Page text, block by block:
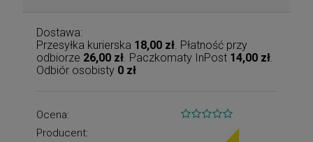
Dostawa:
Przesyłka kurierska 18,00 zł. Płatność przy
odbiorze 26,00 zł. Paczkomaty InPost 14,00 zł.
Odbiór osobisty 0 zł
Ocena:
Producent: